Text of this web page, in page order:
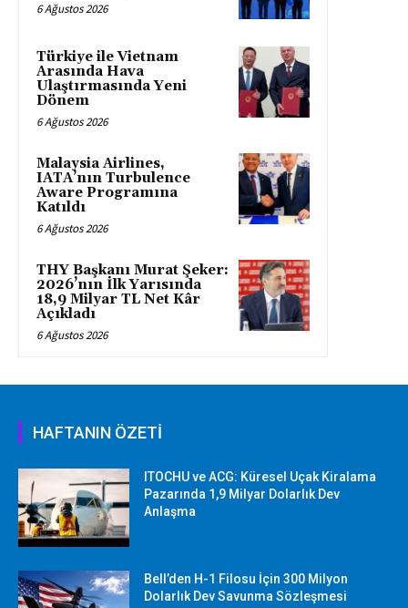
6 Ağustos 2026
Türkiye ile Vietnam
Arasında Hava
Ulaştırmasında Yeni
Dönem
6 Ağustos 2026
Malaysia Airlines,
IATA’nın Turbulence
Aware Programına
Katıldı
6 Ağustos 2026
THY Başkanı Murat Şeker:
2026’nın İlk Yarısında
18,9 Milyar TL Net Kâr
Açıkladı
6 Ağustos 2026
HAFTANIN ÖZETİ
ITOCHU ve ACG: Küresel Uçak Kiralama
Pazarında 1,9 Milyar Dolarlık Dev
Anlaşma
Bell’den H-1 Filosu İçin 300 Milyon
Dolarlık Dev Savunma Sözleşmesi